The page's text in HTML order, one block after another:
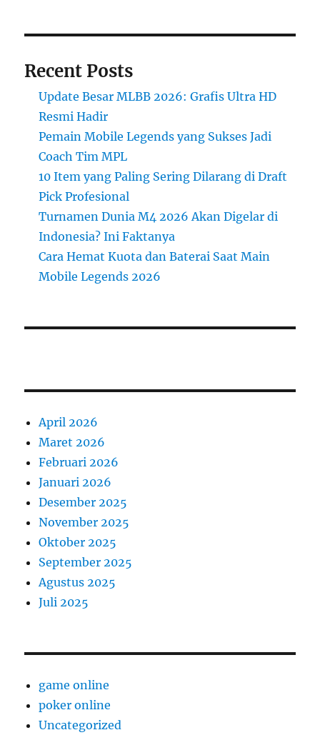
Recent Posts
Update Besar MLBB 2026: Grafis Ultra HD
Resmi Hadir
Pemain Mobile Legends yang Sukses Jadi
Coach Tim MPL
10 Item yang Paling Sering Dilarang di Draft
Pick Profesional
Turnamen Dunia M4 2026 Akan Digelar di
Indonesia? Ini Faktanya
Cara Hemat Kuota dan Baterai Saat Main
Mobile Legends 2026
April 2026
Maret 2026
Februari 2026
Januari 2026
Desember 2025
November 2025
Oktober 2025
September 2025
Agustus 2025
Juli 2025
game online
poker online
Uncategorized